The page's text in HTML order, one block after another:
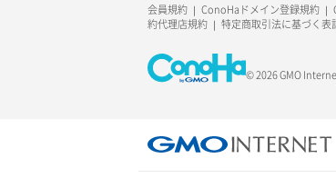
会員規約 ConoHaドメイン登録規約
約代理店規約
特定商取引法に基づく表
© 2026 GMO